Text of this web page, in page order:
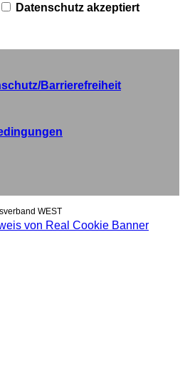
Datenschutz akzeptiert
Barrierefreiheit
WEST
von Real Cookie Banner